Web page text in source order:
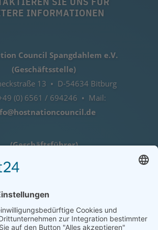
INFORMATIONEN
Council Spangdahlem e.V.
(Geschäftsstelle)
13 • D-54634 Bitburg
(0) 6561 / 694246 • Mail:
(Geschäftsführer)
Herres • D-54516 Binsfeld
+49 (0) 172 / 6842635
Öffnungszeiten
telefonischer Vereinbarung